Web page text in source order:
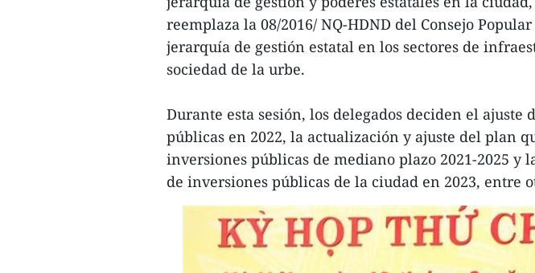
reemplaza la 08/2016/ NQ-HDND del Consejo
jerarquía de gestión estatal en los sectores de
sociedad de la urbe.
Durante esta sesión, los delegados deciden el ajuste
públicas en 2022, la actualización y ajuste del plan
inversiones públicas de mediano plazo 2021-2025 y
de inversiones públicas de la ciudad en 2023, entre